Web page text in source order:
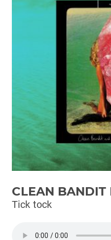
Repliche
Playlist
Novità
Subasio Playlist
Web Radio
Radio Subasio
Radio Subasio +
Radio Suby
CLEAN BANDIT
Tick tock